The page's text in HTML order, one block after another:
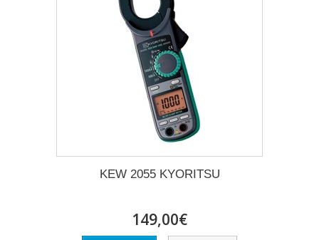
KEW 2055 KYORITSU
149,00€